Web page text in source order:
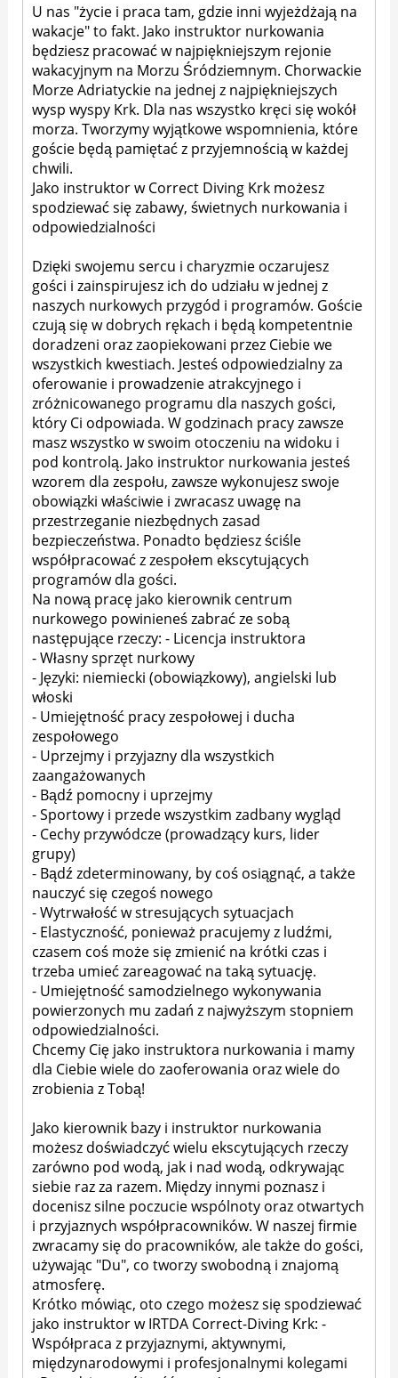
U nas "życie i praca tam, gdzie inni wyjeżdżają na
wakacje" to fakt. Jako instruktor nurkowania
będziesz pracować w najpiękniejszym rejonie
wakacyjnym na Morzu Śródziemnym. Chorwackie
Morze Adriatyckie na jednej z najpiękniejszych
wysp wyspy Krk. Dla nas wszystko kręci się wokół
morza. Tworzymy wyjątkowe wspomnienia, które
goście będą pamiętać z przyjemnością w każdej
chwili.
Jako instruktor w Correct Diving Krk możesz
spodziewać się zabawy, świetnych nurkowania i
odpowiedzialności
Dzięki swojemu sercu i charyzmie oczarujesz
gości i zainspirujesz ich do udziału w jednej z
naszych nurkowych przygód i programów. Goście
czują się w dobrych rękach i będą kompetentnie
doradzeni oraz zaopiekowani przez Ciebie we
wszystkich kwestiach. Jesteś odpowiedzialny za
oferowanie i prowadzenie atrakcyjnego i
zróżnicowanego programu dla naszych gości,
który Ci odpowiada. W godzinach pracy zawsze
masz wszystko w swoim otoczeniu na widoku i
pod kontrolą. Jako instruktor nurkowania jesteś
wzorem dla zespołu, zawsze wykonujesz swoje
obowiązki właściwie i zwracasz uwagę na
przestrzeganie niezbędnych zasad
bezpieczeństwa. Ponadto będziesz ściśle
współpracować z zespołem ekscytujących
programów dla gości.
Na nową pracę jako kierownik centrum
nurkowego powinieneś zabrać ze sobą
następujące rzeczy: - Licencja instruktora
- Własny sprzęt nurkowy
- Języki: niemiecki (obowiązkowy), angielski lub
włoski
- Umiejętność pracy zespołowej i ducha
zespołowego
- Uprzejmy i przyjazny dla wszystkich
zaangażowanych
- Bądź pomocny i uprzejmy
- Sportowy i przede wszystkim zadbany wygląd
- Cechy przywódcze (prowadzący kurs, lider
grupy)
- Bądź zdeterminowany, by coś osiągnąć, a także
nauczyć się czegoś nowego
- Wytrwałość w stresujących sytuacjach
- Elastyczność, ponieważ pracujemy z ludźmi,
czasem coś może się zmienić na krótki czas i
trzeba umieć zareagować na taką sytuację.
- Umiejętność samodzielnego wykonywania
powierzonych mu zadań z najwyższym stopniem
odpowiedzialności.
Chcemy Cię jako instruktora nurkowania i mamy
dla Ciebie wiele do zaoferowania oraz wiele do
zrobienia z Tobą!
Jako kierownik bazy i instruktor nurkowania
możesz doświadczyć wielu ekscytujących rzeczy
zarówno pod wodą, jak i nad wodą, odkrywając
siebie raz za razem. Między innymi poznasz i
docenisz silne poczucie wspólnoty oraz otwartych
i przyjaznych współpracowników. W naszej firmie
zwracamy się do pracowników, ale także do gości,
używając "Du", co tworzy swobodną i znajomą
atmosferę.
Krótko mówiąc, oto czego możesz się spodziewać
jako instruktor w IRTDA Correct-Diving Krk: -
Współpraca z przyjaznymi, aktywnymi,
międzynarodowymi i profesjonalnymi kolegami